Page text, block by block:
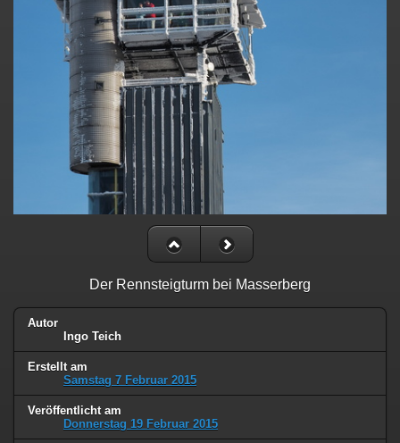
Der Rennsteigturm bei Masserberg
Autor
Ingo Teich
Erstellt am
Samstag 7 Februar 2015
Veröffentlicht am
Donnerstag 19 Februar 2015